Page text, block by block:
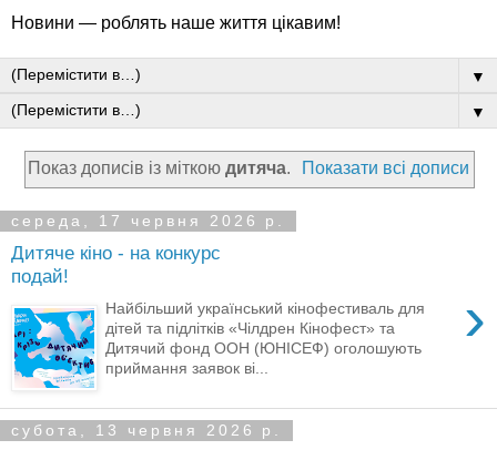
Новини — роблять наше життя цікавим!
▼
▼
Показ дописів із міткою дитяча. Показати всі дописи
середа, 17 червня 2026 р.
Дитяче кіно - на конкурс
подай!
›
Найбільший український кінофестиваль для
дітей та підлітків «Чілдрен Кінофест» та
Дитячий фонд ООН (ЮНІСЕФ) оголошують
приймання заявок ві...
субота, 13 червня 2026 р.